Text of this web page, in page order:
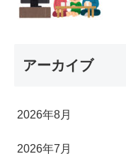
アーカイブ
2026年8月
2026年7月